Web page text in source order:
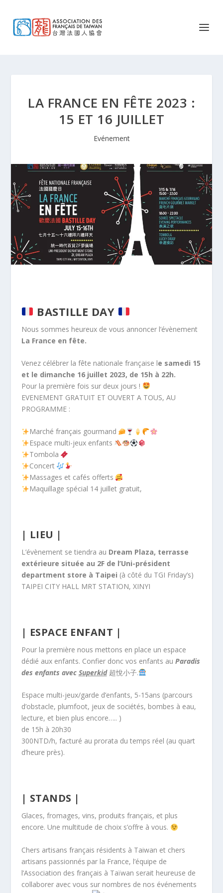
LA FRANCE EN FÊTE 2023 :
15 ET 16 JUILLET
Evénement
BASTILLE DAY
Nous sommes heureux de vous annoncer l’évènement
La France en fête.
Venez célébrer la fête nationale française le samedi 15
et le dimanche 16 juillet 2023, de 15h à 22h.
Pour la première fois sur deux jours !
EVENEMENT GRATUIT ET OUVERT A TOUS, AU
PROGRAMME :
Marché français gourmand
Espace multi-jeux enfants
Tombola
Concert
Massages et cafés offerts
Maquillage spécial 14 juillet gratuit,
| LIEU |
L’évènement se tiendra au Dream Plaza, terrasse
extérieure située au 2F de l’Uni-président
department store à Taipei (à côté du TGI Friday’s)
TAIPEI CITY HALL MRT STATION, XINYI
| ESPACE ENFANT |
Pour la première nous mettons en place un espace
dédié aux enfants. Confier donc vos enfants au Paradis
des enfants avec Superkid超悅小子.
Espace multi-jeux/garde d’enfants, 5-15ans (parcours
d’obstacle, plumfoot, jeux de sociétés, bombes à eau,
lecture, et bien plus encore….. )
de 15h à 20h30
300NTD/h, facturé au prorata du temps réel (au quart
d’heure près).
| STANDS |
Glaces, fromages, vins, produits français, et plus
encore. Une multitude de choix s’offre à vous.
Chers artisans français résidents à Taiwan et chers
artisans passionnés par la France, l’équipe de
l’Association des français à Taïwan serait heureuse de
collaborer avec vous sur nombres de nos événements